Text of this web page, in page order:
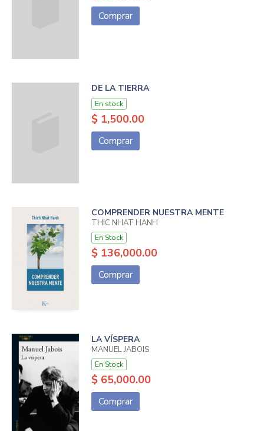
Comprar
DE LA TIERRA
En stock
$ 1,500.00
Comprar
COMPRENDER NUESTRA MENTE
THIC NHAT HANH
En Stock
$ 136,000.00
Comprar
LA VÍSPERA
MANUEL JABOIS
En Stock
$ 65,000.00
Comprar